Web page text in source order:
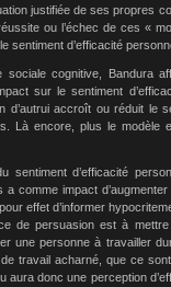
justifiée de ses propres
ou l’échec de ces «
sentiment d’efficacité
sociale cognitive, Bandura
sur le sentiment
d’autrui accroît ou réduit le
Là encore, plus le modèle
sentiment d’efficacité
a comme impact
effet d’informer
de persuasion est à
une personne à travailler
travail acharné, que ce
aura donc une perception